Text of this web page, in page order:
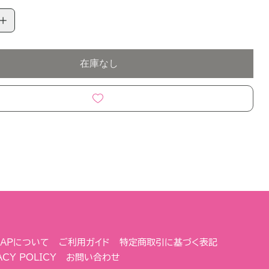
在庫なし
について ご利用ガイド
特定商取引に基づく表記
POLICY
お問い合わせ